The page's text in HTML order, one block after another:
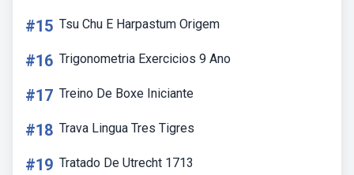
#15 Tsu Chu E Harpastum Origem
#16 Trigonometria Exercicios 9 Ano
#17 Treino De Boxe Iniciante
#18 Trava Lingua Tres Tigres
#19 Tratado De Utrecht 1713